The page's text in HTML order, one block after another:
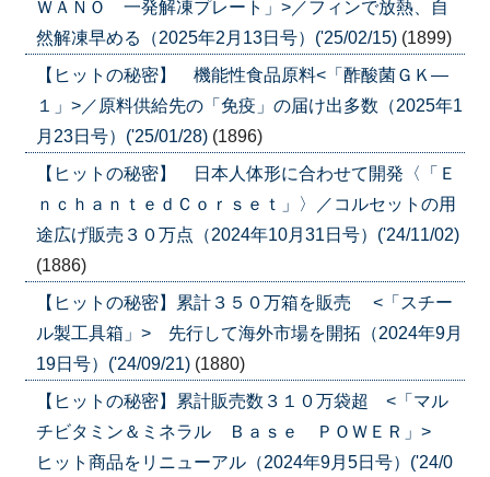
ＷＡＮＯ 一発解凍プレート」>／フィンで放熱、自
然解凍早める（2025年2月13日号）('25/02/15) (1899)
【ヒットの秘密】 機能性食品原料<「酢酸菌ＧＫ―
１」>／原料供給先の「免疫」の届け出多数（2025年1
月23日号）('25/01/28) (1896)
【ヒットの秘密】 日本人体形に合わせて開発〈「Ｅ
ｎｃｈａｎｔｅｄＣｏｒｓｅｔ」〉／コルセットの用
途広げ販売３０万点（2024年10月31日号）('24/11/02)
(1886)
【ヒットの秘密】累計３５０万箱を販売 <「スチー
ル製工具箱」> 先行して海外市場を開拓（2024年9月
19日号）('24/09/21) (1880)
【ヒットの秘密】累計販売数３１０万袋超 <「マル
チビタミン＆ミネラル Ｂａｓｅ ＰＯＷＥＲ」>
ヒット商品をリニューアル（2024年9月5日号）('24/0